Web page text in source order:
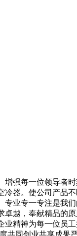
每一位领导者时
器。使公司产品
业专一专注是我
越，奉献精品的
精神为每一位员